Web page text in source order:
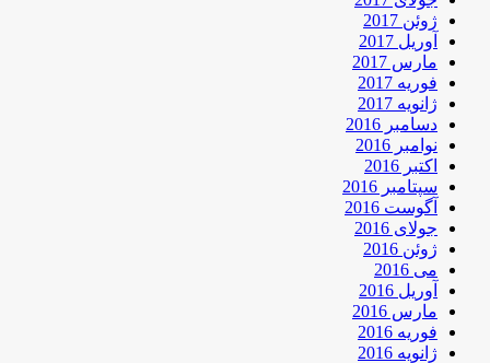
ژوئن 2017
آوریل 2017
مارس 2017
فوریه 2017
ژانویه 2017
دسامبر 2016
نوامبر 2016
اکتبر 2016
سپتامبر 2016
آگوست 2016
جولای 2016
ژوئن 2016
می 2016
آوریل 2016
مارس 2016
فوریه 2016
ژانویه 2016